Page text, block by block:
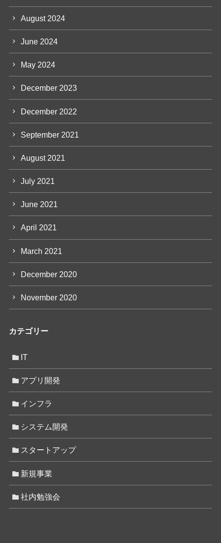
August 2024
June 2024
May 2024
December 2023
December 2022
September 2021
August 2021
July 2021
June 2021
April 2021
March 2021
December 2020
November 2020
カテゴリー
IT
アプリ開発
インフラ
システム開発
スタートアップ
新規事業
社内勉強会